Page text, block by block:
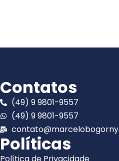
Contatos
(49) 9 9801-9557
(49) 9 9801-9557
Políticas